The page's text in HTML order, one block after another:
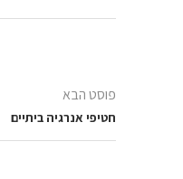
פוסט הבא
חטיפי אנרגיה ביתיים